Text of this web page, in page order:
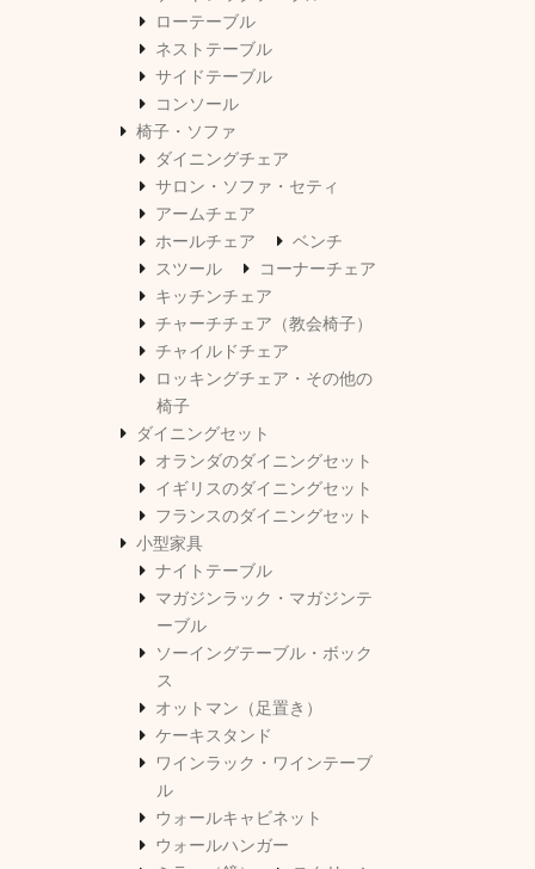
ローテーブル
ネストテーブル
サイドテーブル
コンソール
椅子・ソファ
ダイニングチェア
サロン・ソファ・セティ
アームチェア
ホールチェア
ベンチ
スツール
コーナーチェア
キッチンチェア
チャーチチェア（教会椅子）
チャイルドチェア
ロッキングチェア・その他の
椅子
ダイニングセット
オランダのダイニングセット
イギリスのダイニングセット
フランスのダイニングセット
小型家具
ナイトテーブル
マガジンラック・マガジンテ
ーブル
ソーイングテーブル・ボック
ス
オットマン（足置き）
ケーキスタンド
ワインラック・ワインテーブ
ル
ウォールキャビネット
ウォールハンガー